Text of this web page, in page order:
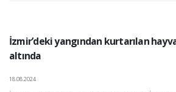
İzmir’deki yangından kurtarılan
altında
18.08.2024